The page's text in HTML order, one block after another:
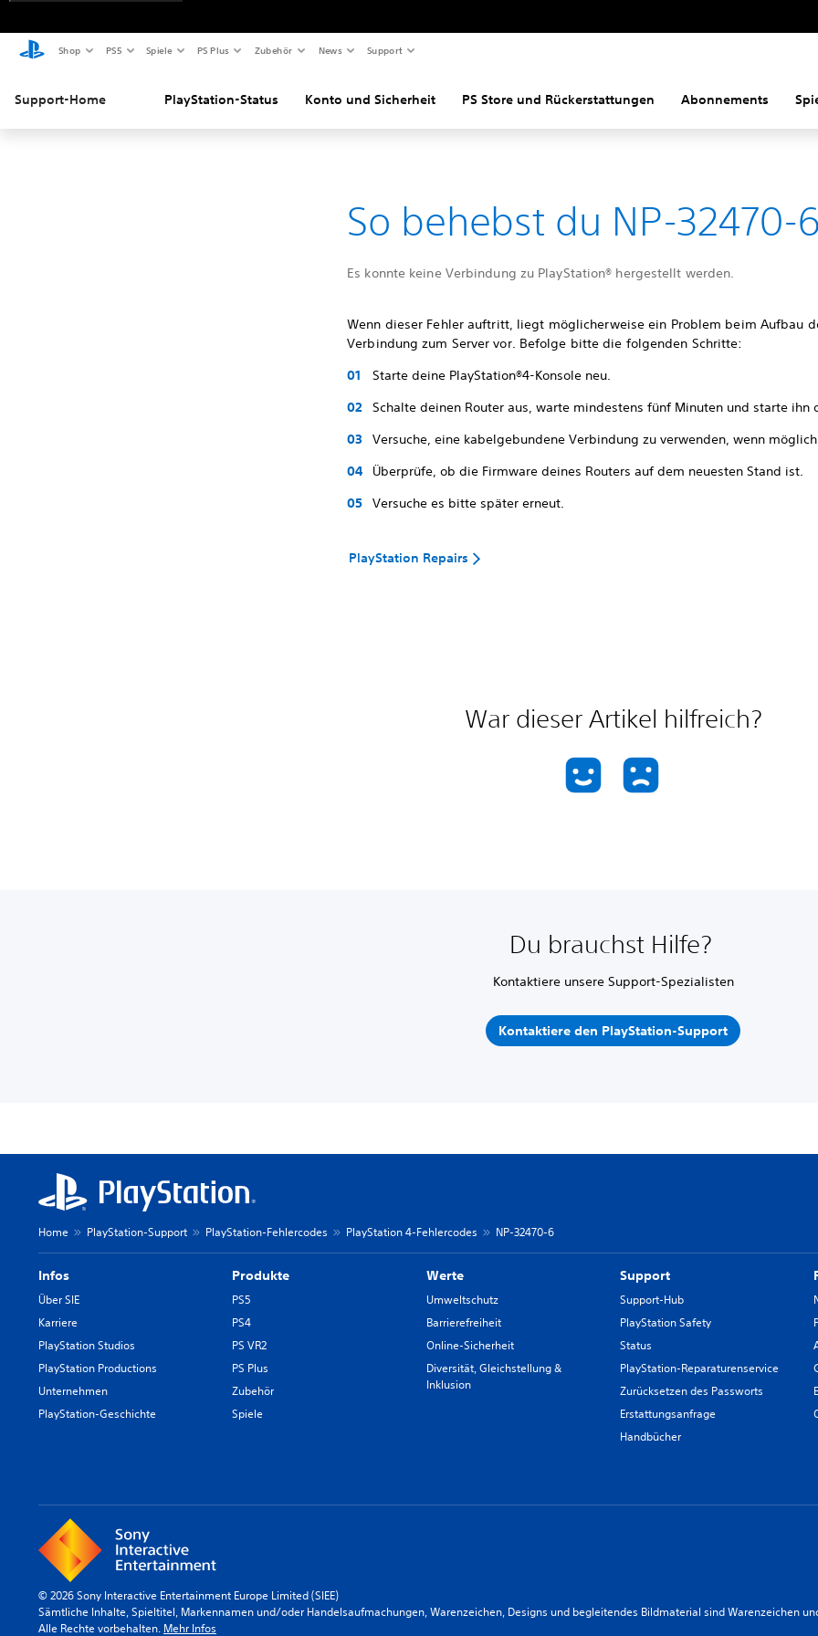
Shop PS5 Spiele PS Plus Zubehör News Support
Support-Home PlayStation-Status Konto und Sicherheit PS Store und Rückerstattungen Abonnements
So behebst du NP-32470-
Es konnte keine Verbindung zu PlayStation® hergestellt werden.
Wenn dieser Fehler auftritt, liegt möglicherweise ein Problem beim Aufbau
Verbindung zum Server vor. Befolge bitte die folgenden Schritte:
Starte deine PlayStation®4-Konsole neu.
Schalte deinen Router aus, warte mindestens fünf Minuten und starte ihn
Versuche, eine kabelgebundene Verbindung zu verwenden, wenn
Überprüfe, ob die Firmware deines Routers auf dem neuesten Stand ist.
Versuche es bitte später erneut.
PlayStation Repairs
War dieser Artikel hilfreich?
Du brauchst Hilfe?
Kontaktiere unsere Support-Spezialisten
Kontaktiere den PlayStation-Support
Home PlayStation-Support PlayStation-Fehlercodes PlayStation 4-Fehlercodes NP-32470-6
Infos
Über SIE
Karriere
PlayStation Studios
PlayStation Productions
Unternehmen
PlayStation-Geschichte
Produkte
PS5
PS4
PS VR2
PS Plus
Zubehör
Spiele
Werte
Umweltschutz
Barrierefreiheit
Online-Sicherheit
Diversität, Gleichstellung &
Inklusion
Support
Support-Hub
PlayStation Safety
Status
PlayStation-Reparaturenservice
Zurücksetzen des Passworts
Erstattungsanfrage
Handbücher
© 2026 Sony Interactive Entertainment Europe Limited (SIEE)
Sämtliche Inhalte, Spieltitel, Markennamen und/oder Handelsaufmachungen, Warenzeichen, Designs und begleitendes Bildmaterial sind Warenzeichen
Alle Rechte vorbehalten. Mehr Infos